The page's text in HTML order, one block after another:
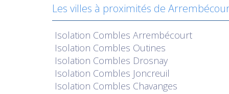
Les villes à proximités de
Isolation Combles Arrembécourt
Isolation Combles Outines
Isolation Combles Drosnay
Isolation Combles Joncreuil
Isolation Combles Chavanges